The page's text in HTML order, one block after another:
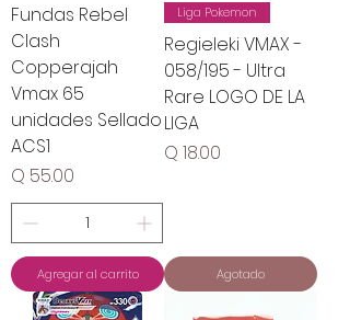
Fundas Rebel
Clash
Copperajah
Vmax 65
unidades Sellado
ACS1
Precio
Q 55.00
Agregar al carrito
Liga Pokemon
Regieleki VMAX -
058/195 - Ultra
Rare LOGO DE LA
LIGA
Precio
Q 18.00
Agotado